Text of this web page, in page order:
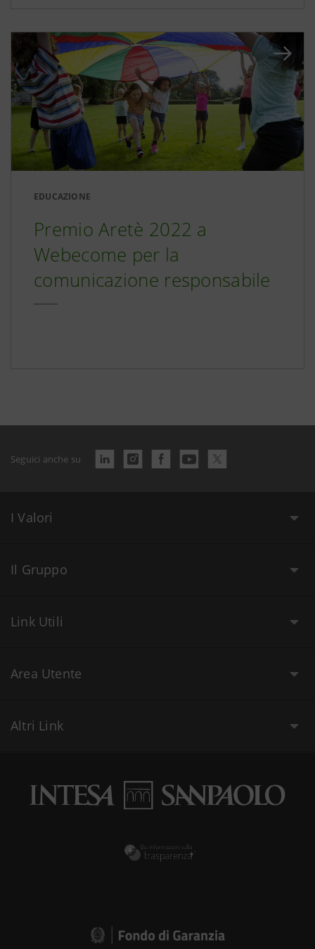
EDUCAZIONE
Premio Aretè 2022 a
Webecome per la
comunicazione responsabile
Seguici anche su
I Valori
Il Gruppo
Link Utili
Area Utente
Altri Link